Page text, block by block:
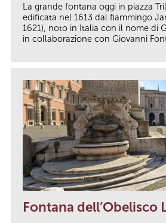
La grande fontana oggi in piazza
edificata nel 1613 dal fiammingo
1621), noto in Italia con il nome di
in collaborazione con Giovanni
Fontana dell’Obelisco